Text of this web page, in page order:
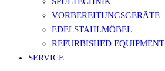
VORBEREITUNGSGERÄTE
EDELSTAHLMÖBEL
REFURBISHED EQUIPMENT
SERVICE